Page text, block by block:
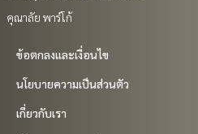
คุณาลัย พาร์โก้
ข้อตกลงและเงื่อนไข
นโยบายความเป็นส่วนตัว
เกี่ยวกับเรา